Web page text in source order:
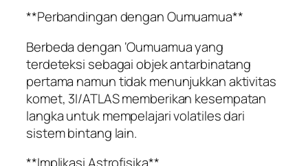
**Perbandingan dengan Oumuamua**
Berbeda dengan ‘Oumuamua yang
terdeteksi sebagai objek antarbinatang
pertama namun tidak menunjukkan aktivitas
komet, 3I/ATLAS memberikan kesempatan
langka untuk mempelajari volatiles dari
sistem bintang lain.